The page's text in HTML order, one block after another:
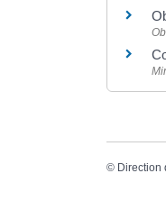
© Direction